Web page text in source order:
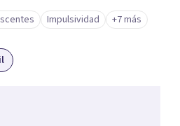
a las necesidades de cada
espacio enteramente
flexibilidad de horarios y una
a un mensaje de whatsapp si
bienestar es la prioridad, sin
Impulsividad +7 más